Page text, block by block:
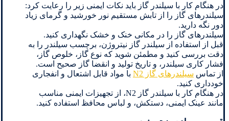
در هنگام کار با سیلندر گاز باید نکات ایمنی زیر را رعایت کرد:
سیلندرهای گاز را از تابش مستقیم نور خورشید و گرمای زیاد
دور نگه دارید.
سیلندرهای گاز را در مکانی خنک و خشک نگهداری کنید.
قبل از استفاده از سیلندر گاز نیتروژن، برچسب سیلندر را به
دقت بررسی کنید و مطمئن شوید که نوع گاز، خلوص گاز،
فشار کاری سیلندر، و تاریخ تولید و انقضا گاز صحیح است.
از تماس سیلندرهای گاز N2
با مواد قابل اشتعال و انفجاری
خودداری کنید.
در هنگام کار با سیلندر گاز N2، از تجهیزات ایمنی مناسب
مانند عینک ایمنی، دستکش، و لباس محافظ استفاده کنید.